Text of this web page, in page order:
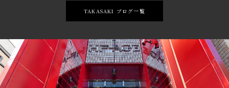
TAKASAKI ブログ一覧